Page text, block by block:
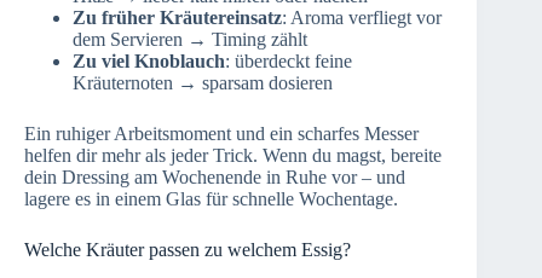
Zu früher Kräutereinsatz: Aroma verfliegt vor
dem Servieren → Timing zählt
Zu viel Knoblauch: überdeckt feine
Kräuternoten → sparsam dosieren
Ein ruhiger Arbeitsmoment und ein scharfes Messer
helfen dir mehr als jeder Trick. Wenn du magst, bereite
dein Dressing am Wochenende in Ruhe vor – und
lagere es in einem Glas für schnelle Wochentage.
Welche Kräuter passen zu welchem Essig?